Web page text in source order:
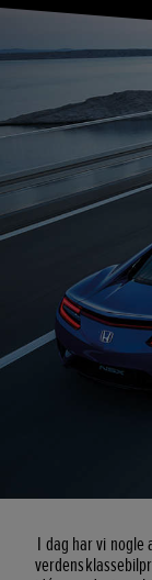
I dag har vi nogle